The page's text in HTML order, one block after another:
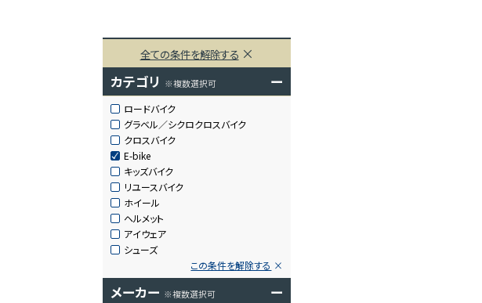
全ての条件を解除する
カテゴリ ※複数選択可 ー
ロードバイク
グラベル／シクロクロスバイク
クロスバイク
E-bike
キッズバイク
リユースバイク
ホイール
ヘルメット
アイウェア
シューズ
この条件を解除する
メーカー ※複数選択可 ー